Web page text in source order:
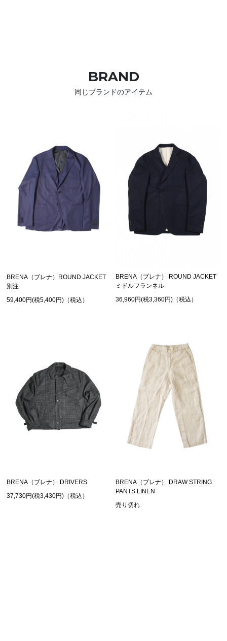
BRAND
同じブランドのアイテム
BRENA（ブレナ）ROUND JACKET
別注
59,400円(税5,400円)（税込）
BRENA（ブレナ） ROUND JACKET
ミドルフランネル
36,960円(税3,360円)（税込）
BRENA（ブレナ） DRIVERS
37,730円(税3,430円)（税込）
BRENA（ブレナ） DRAW STRING
PANTS LINEN
売り切れ